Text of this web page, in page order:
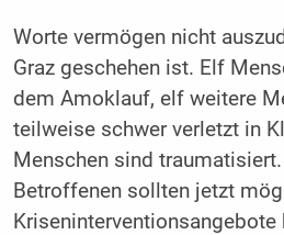
Worte vermögen nicht
Graz geschehen ist. Elf
dem Amoklauf, elf weitere
teilweise schwer verletzt in
Menschen sind
Betroffenen sollten jetzt